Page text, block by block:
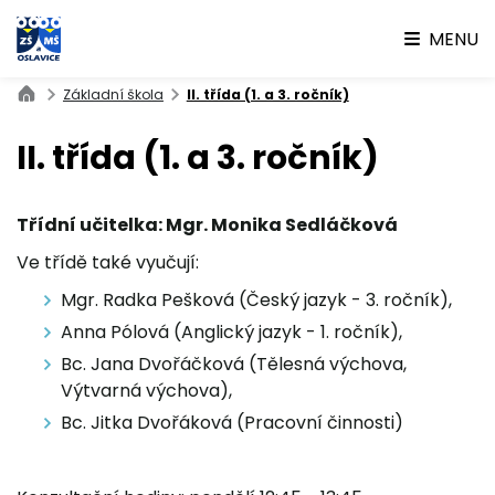
MENU
Základní škola II. třída (1. a 3. ročník)
II. třída (1. a 3. ročník)
Třídní učitelka: Mgr. Monika Sedláčková
Ve třídě také vyučují:
Mgr. Radka Pešková (Český jazyk - 3. ročník),
Anna Pólová (Anglický jazyk - 1. ročník),
Bc. Jana Dvořáčková (Tělesná výchova,
Výtvarná výchova),
Bc. Jitka Dvořáková (Pracovní činnosti)